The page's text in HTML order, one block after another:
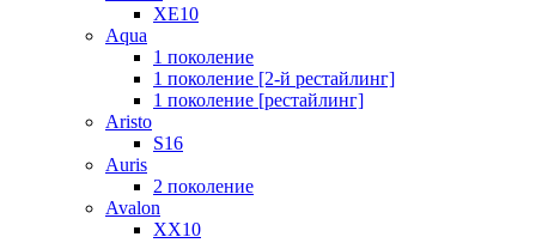
XE10
Aqua
1 поколение
1 поколение [2-й рестайлинг]
1 поколение [рестайлинг]
Aristo
S16
Auris
2 поколение
Avalon
XX10